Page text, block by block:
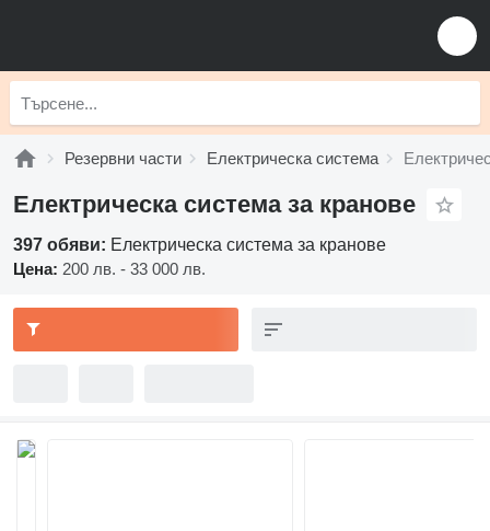
Резервни части Електрическа система
Електрическа система за кранове
397 обяви: Електрическа система за кранове
Цена: 200 лв. - 33 000 лв.